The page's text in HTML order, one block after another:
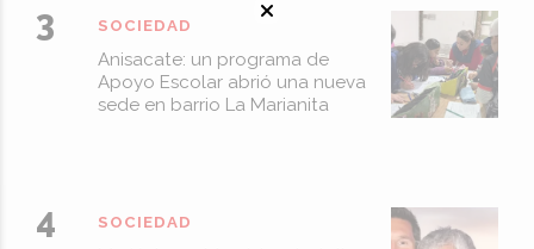
Anisacate: un programa de
Apoyo Escolar abrió una nueva
sede en barrio La Marianita
SOCIEDAD
SOCIEDAD